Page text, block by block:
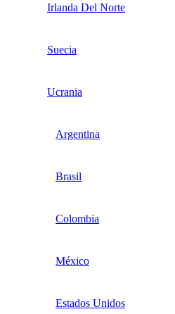
Irlanda Del Norte
Suecia
Ucrania
Argentina
Brasil
Colombia
México
Estados Unidos